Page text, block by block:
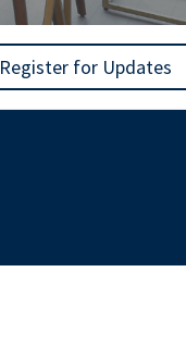
Register for Updates